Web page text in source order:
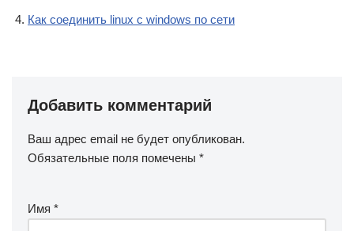
Как соединить linux с windows по сети
Добавить комментарий
Ваш адрес email не будет опубликован.
Обязательные поля помечены *
Имя *